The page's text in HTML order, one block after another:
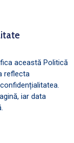
această Politică
reflecta
iar data